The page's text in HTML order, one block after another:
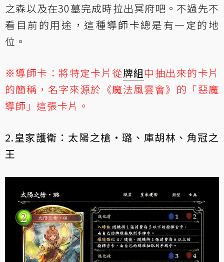
之森以及在30墓完成時拉出冥府吧。不過先不
看目前的用途，這種導師卡總是有一定的地
位。
※導師卡：將特定卡片從牌組中抽出來的卡片
的簡稱，名字來源於《魔法風雲會》的「惡魔
導師」這張卡片。
2.皇家護衛：太陽之槍‧璐、庫胡林、角冠之
王